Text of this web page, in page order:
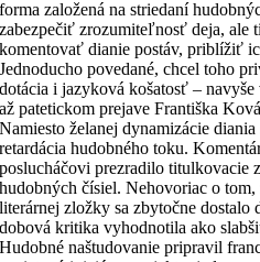
forma založená na striedaní
zabezpečiť zrozumiteľnosť deja, ale
komentovať dianie postáv, priblížiť
Jednoducho povedané, chcel toho
dotácia i jazyková košatosť –
až patetickom prejave Františka
Namiesto želanej dynamizácie
retardácia hudobného toku.
poslucháčovi prezradilo titulkovacie
hudobných čísiel. Nehovoriac o
literárnej zložky sa zbytočne dostalo
dobová kritika vyhodnotila ako
Hudobné naštudovanie pripravil